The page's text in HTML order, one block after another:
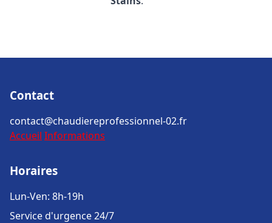
Contact
contact@chaudiereprofessionnel-02.fr
Accueil Informations
Horaires
Lun-Ven: 8h-19h
Service d'urgence 24/7